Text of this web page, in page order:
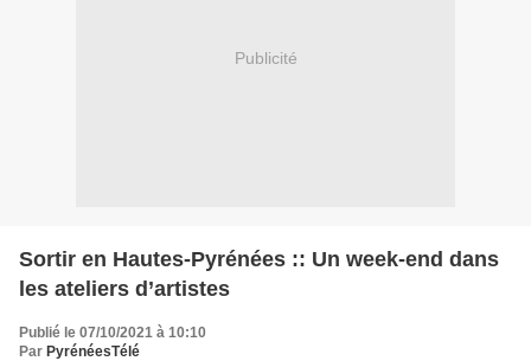
Publicité
Sortir en Hautes-Pyrénées :: Un week-end dans
les ateliers d’artistes
Publié le 07/10/2021 à 10:10
Par PyrénéesTélé